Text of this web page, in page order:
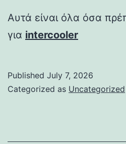
Αυτά είναι όλα όσα
για intercooler
Published July 7, 2026
Categorized as Uncategorized